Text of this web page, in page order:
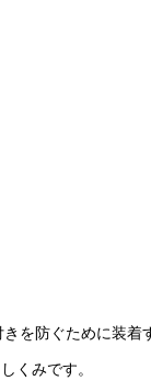
を防ぐために装
くみです。